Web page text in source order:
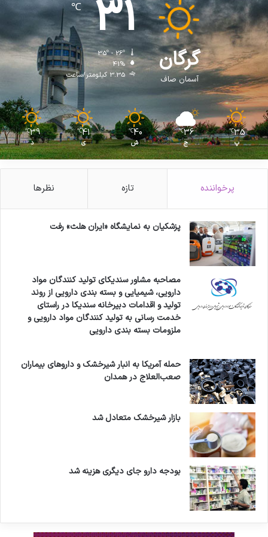
گرگان
آسمان صاف
31
℃
35º - 26º
41%
3.35 کیلومتر/ساعت
35
℃
پ
36
℃
ج
40
℃
ش
41
℃
ی
39
℃
د
پرخواننده تازه نظرها
پزشکیان به نمایشگاه «ایران هلث» رفت
مصاحبه مشاور سندیکای تولید کنندگان مواد
دارویی، شیمیایی و بسته بندی دارویی از روند
تولید و اقدامات دبیرخانه سندیکا در راستای
خدمت رسانی به تولید کنندگان مواد دارویی و
ملزومات بسته بندی دارویی
حمله آمریکا به انبار شیرخشک و داروهای بیماران
صعب‌العلاج در همدان
بازار شیرخشک متعادل شد
بودجه دارو جای دیگری هزینه شد